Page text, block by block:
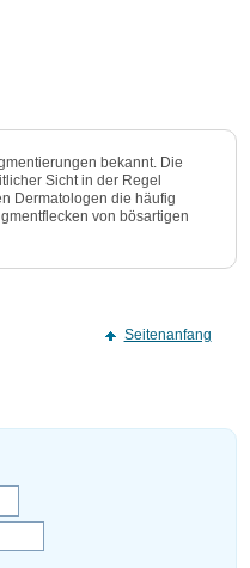
bekannt. Die
Sicht in der Regel
Dermatologen die häufig
von bösartigen
Seitenanfang